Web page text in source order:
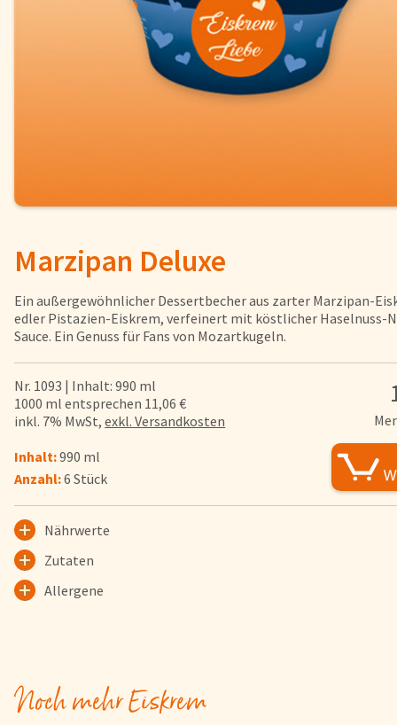
Pizzen und
Brot und Brötchen
Über uns
Presse & News
Rezepte
Karriere
FAQs
Nährwerte & Allergene
Warenkorb
Login
Startseite
Impressum
AGB & Datenschutz
Marzipan Deluxe
Ein außergewöhnlicher Dessertbecher aus zarter Marzipan-
edler Pistazien-Eiskrem, verfeinert mit köstlicher Haselnuss-
Sauce. Ein Genuss für Fans von Mozartkugeln.
Nr. 1093 | Inhalt: 990 ml
1000 ml entsprechen 11,06 €
inkl. 7% MwSt,exkl. Versandkosten
Inhalt:990 ml
Anzahl:6 Stück
Nährwerte
Zutaten
Allergene
Noch mehr Eiskrem